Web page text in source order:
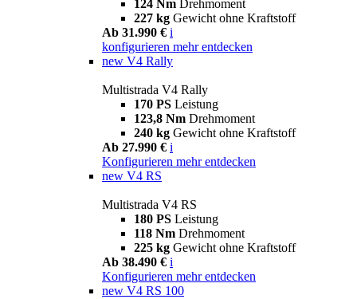
124 Nm Drehmoment
227 kg Gewicht ohne Kraftstoff
Ab 31.990 € i
konfigurieren mehr entdecken
new V4 Rally
Multistrada V4 Rally
170 PS Leistung
123,8 Nm Drehmoment
240 kg Gewicht ohne Kraftstoff
Ab 27.990 € i
Konfigurieren mehr entdecken
new V4 RS
Multistrada V4 RS
180 PS Leistung
118 Nm Drehmoment
225 kg Gewicht ohne Kraftstoff
Ab 38.490 € i
Konfigurieren mehr entdecken
new V4 RS 100